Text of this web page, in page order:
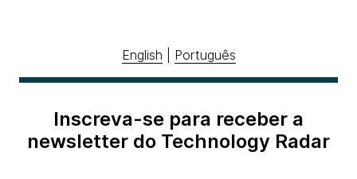
English Português
Inscreva-se para receber a
newsletter do Technology Radar